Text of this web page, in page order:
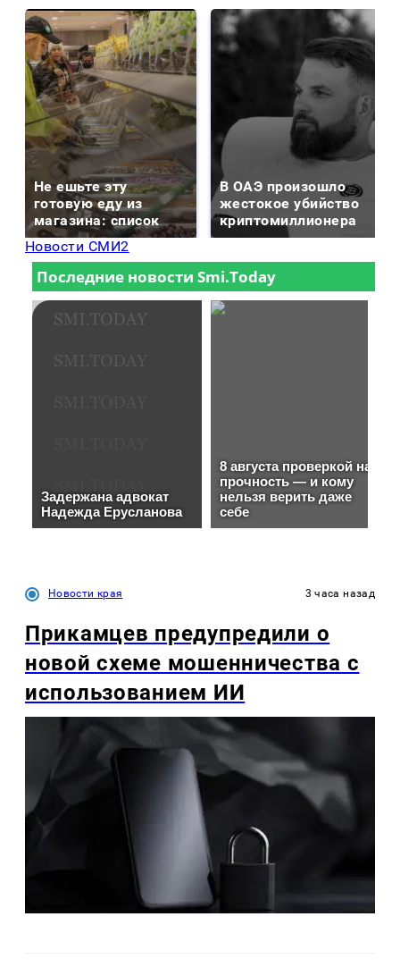
Не ешьте эту
готовую еду из
магазина: список
В ОАЭ произошло
жестокое убийство
криптомиллионера
Новости СМИ2
Новости края 3 часа назад
Прикамцев предупредили о
новой схеме мошенничества с
использованием ИИ